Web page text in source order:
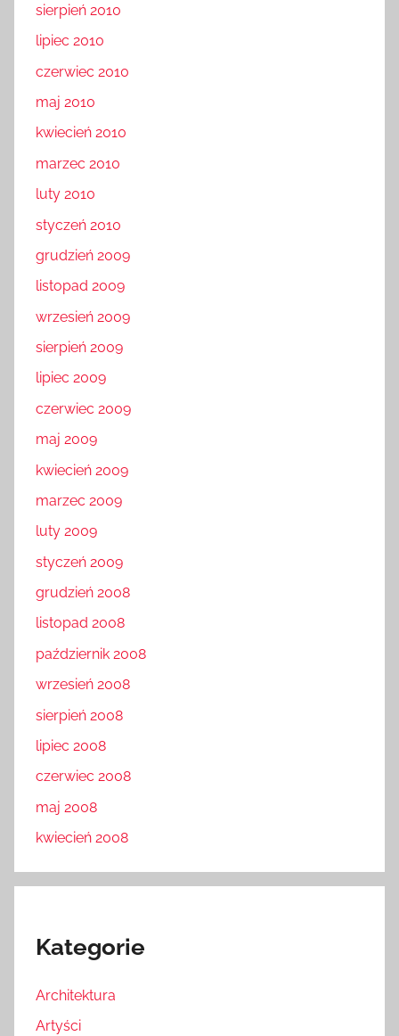
sierpień 2010
lipiec 2010
czerwiec 2010
maj 2010
kwiecień 2010
marzec 2010
luty 2010
styczeń 2010
grudzień 2009
listopad 2009
wrzesień 2009
sierpień 2009
lipiec 2009
czerwiec 2009
maj 2009
kwiecień 2009
marzec 2009
luty 2009
styczeń 2009
grudzień 2008
listopad 2008
październik 2008
wrzesień 2008
sierpień 2008
lipiec 2008
czerwiec 2008
maj 2008
kwiecień 2008
Kategorie
Architektura
Artyści